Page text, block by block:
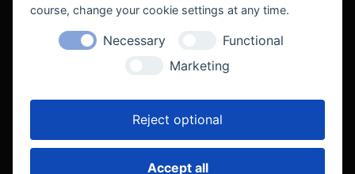
course, change your cookie settings at any time.
Necessary
Functional
Marketing
Reject optional
Accept all